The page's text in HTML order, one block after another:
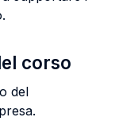
corso
del